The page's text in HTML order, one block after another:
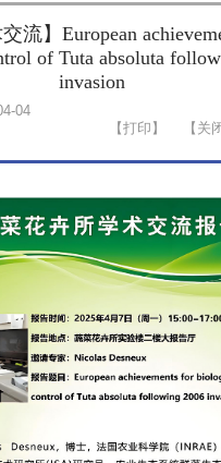
交流】European
of Tuta absoluta
invasion
04